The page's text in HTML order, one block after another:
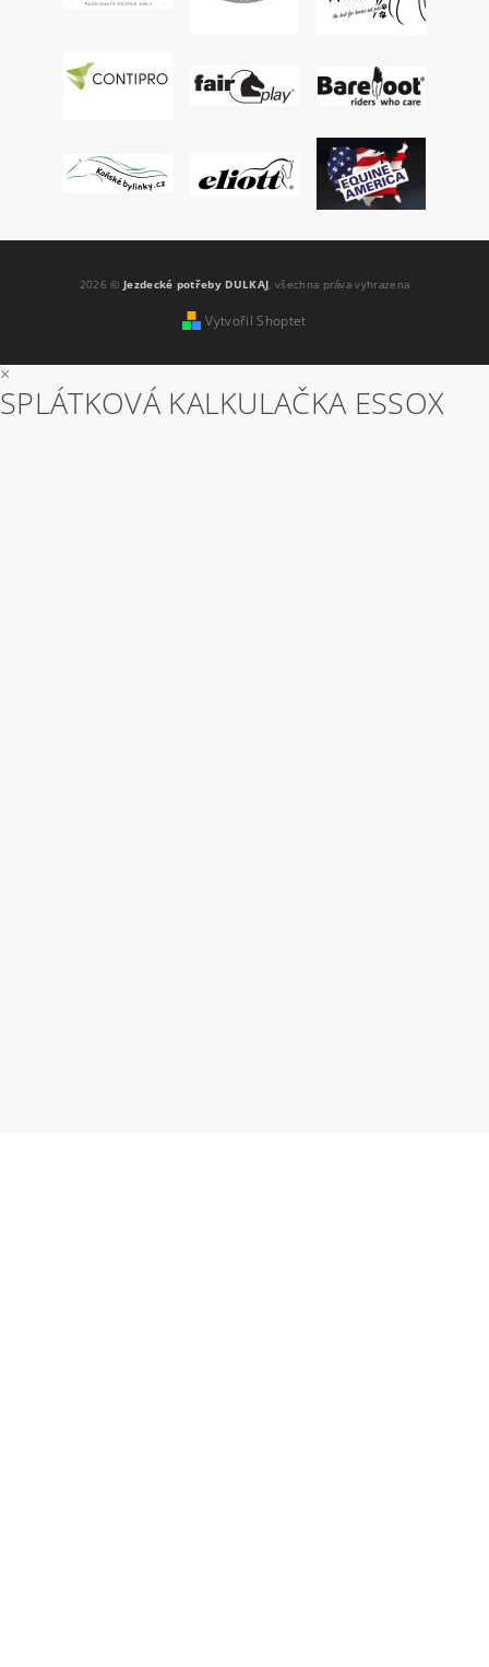
2026 © Jezdecké potřeby DULKAJ , všechna práva vyhrazena
Vytvořil Shoptet
×
SPLÁTKOVÁ KALKULAČKA ESSOX